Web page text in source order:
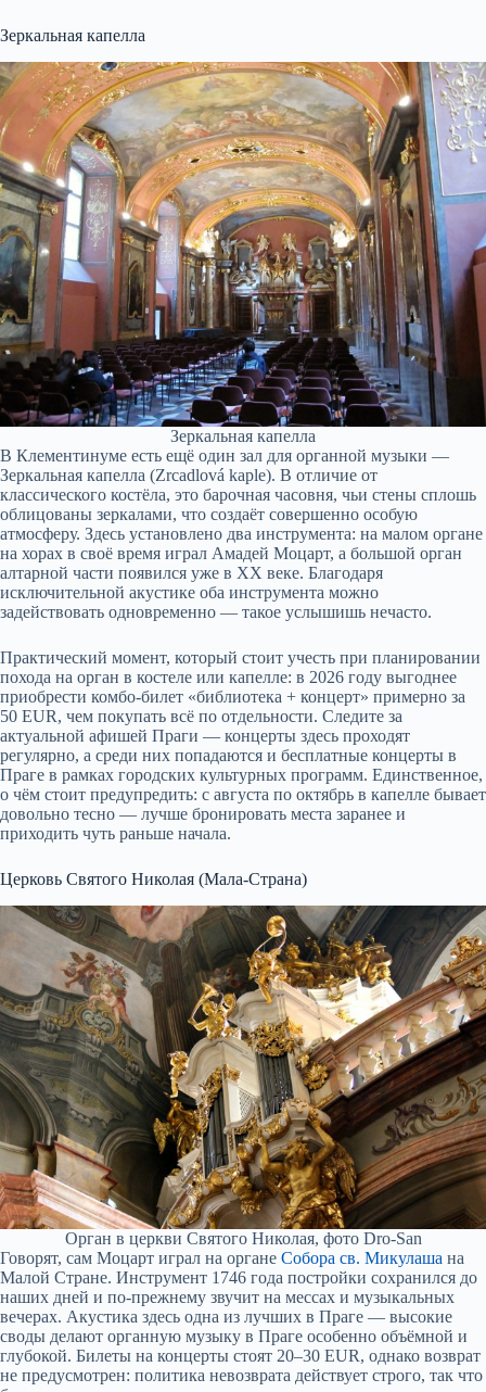
Зеркальная капелла
Зеркальная капелла
В Клементинуме есть ещё один зал для органной музыки —
Зеркальная капелла (Zrcadlová kaple). В отличие от
классического костёла, это барочная часовня, чьи стены сплошь
облицованы зеркалами, что создаёт совершенно особую
атмосферу. Здесь установлено два инструмента: на малом органе
на хорах в своё время играл Амадей Моцарт, а большой орган
алтарной части появился уже в XX веке. Благодаря
исключительной акустике оба инструмента можно
задействовать одновременно — такое услышишь нечасто.
Практический момент, который стоит учесть при планировании
похода на орган в костеле или капелле: в 2026 году выгоднее
приобрести комбо-билет «библиотека + концерт» примерно за
50 EUR, чем покупать всё по отдельности. Следите за
актуальной афишей Праги — концерты здесь проходят
регулярно, а среди них попадаются и бесплатные концерты в
Праге в рамках городских культурных программ. Единственное,
о чём стоит предупредить: с августа по октябрь в капелле бывает
довольно тесно — лучше бронировать места заранее и
приходить чуть раньше начала.
Церковь Святого Николая (Мала-Страна)
Орган в церкви Святого Николая, фото Dro-San
Говорят, сам Моцарт играл на органе Собора св. Микулаша на
Малой Стране. Инструмент 1746 года постройки сохранился до
наших дней и по-прежнему звучит на мессах и музыкальных
вечерах. Акустика здесь одна из лучших в Праге — высокие
своды делают органную музыку в Праге особенно объёмной и
глубокой. Билеты на концерты стоят 20–30 EUR, однако возврат
не предусмотрен: политика невозврата действует строго, так что